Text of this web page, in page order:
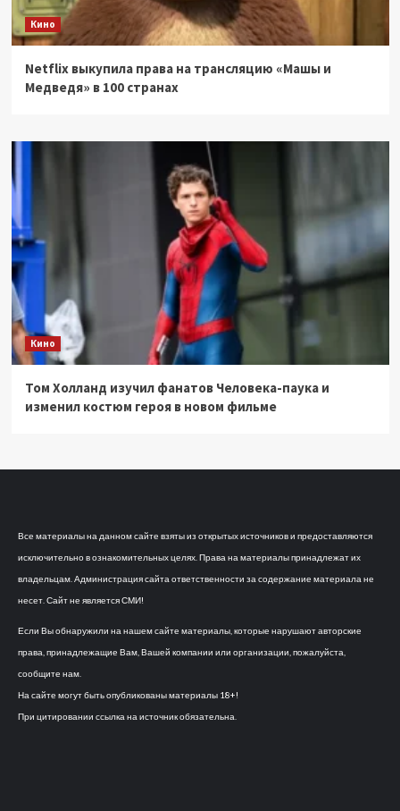
Кино
Netflix выкупила права на трансляцию «Машы и
Медведя» в 100 странах
Кино
Том Холланд изучил фанатов Человека-паука и
изменил костюм героя в новом фильме
Все материалы на данном сайте взяты из открытых источников и предоставляются
исключительно в ознакомительных целях. Права на материалы принадлежат их
владельцам. Администрация сайта ответственности за содержание материала не
несет. Сайт не является СМИ!
Если Вы обнаружили на нашем сайте материалы, которые нарушают авторские
права, принадлежащие Вам, Вашей компании или организации, пожалуйста,
сообщите нам.
На сайте могут быть опубликованы материалы 18+!
При цитировании ссылка на источник обязательна.